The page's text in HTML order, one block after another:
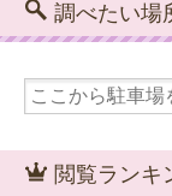
調べたい場
閲覧ランキ